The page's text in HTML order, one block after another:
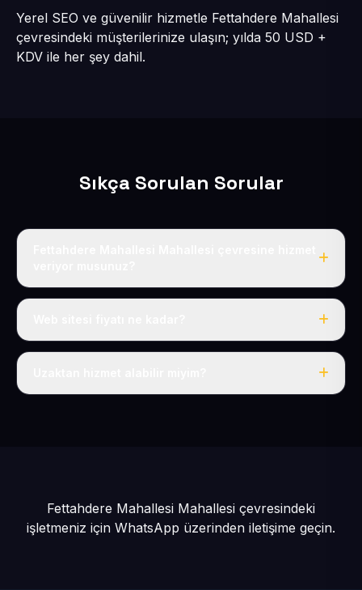
Yerel SEO ve güvenilir hizmetle Fettahdere Mahallesi
çevresindeki müşterilerinize ulaşın; yılda 50 USD +
KDV ile her şey dahil.
Sıkça Sorulan Sorular
Evet, Fettahdere Mahallesi dahil tüm Sarız ve Sarız
Tek fiyat: yılda 50 USD + KDV, her şey dahil.
Fettahdere Mahallesi Mahallesi çevresindeki
işletmeniz için WhatsApp üzerinden iletişime geçin.